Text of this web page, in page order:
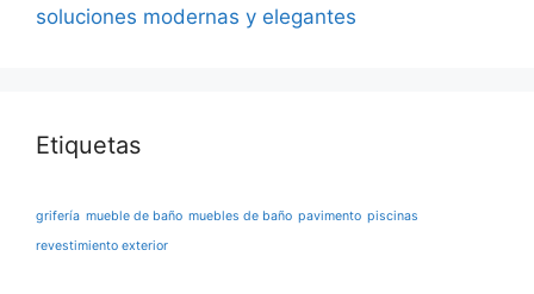
soluciones modernas y elegantes
Etiquetas
grifería mueble de baño muebles de baño pavimento piscinas
revestimiento exterior